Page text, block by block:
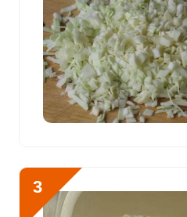
Магний
Натрий
Сера
Фосфор
Алюминий
Железо
3